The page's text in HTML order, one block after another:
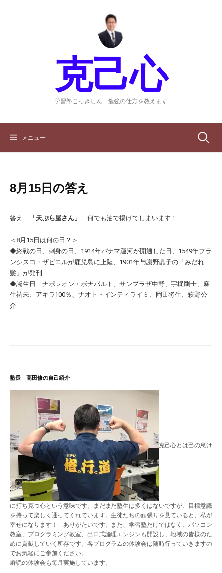
克己心
学習塾こっきしん 勉強の仕方を教えます
メニュー 検
8月15日の答え
答え 「天ぷら屋さん」 何でも油で揚げてしまいます！
＜8月15日は何の日？＞
◆終戦の日、刺身の日、1914年パナマ運河が開通した日、1549年フラ
ンシスコ・ザビエルが鹿児島に上陸、1901年与謝野晶子の「みだれ
髪」が発刊
◆誕生日 ナポレオン・ボナパルト、サンプラザ中野、宇梶剛士、麻
生祐未、アキラ100％、ナオト・インティライミ、岡田将生、萩野公
介
塾長 高田修の自己紹介
克己心とは己の怠け
に打ち克つ心という意味です。まだまだ塾生は多くはないですが、目標意識
を持って楽しく通ってくれています。生徒たちの頑張りを見ていると、私が
幸せになります！ ありがたいです。また、学習塾だけではなく、パソコン
教室、プログラミング教室、出口式論理エンジンも開設し、地域の皆様のた
めに貢献していく所存です。各プログラムの体験会は随時行っていきますの
でお気軽にご参加ください。
瞬読の体験会も毎月実施しています。